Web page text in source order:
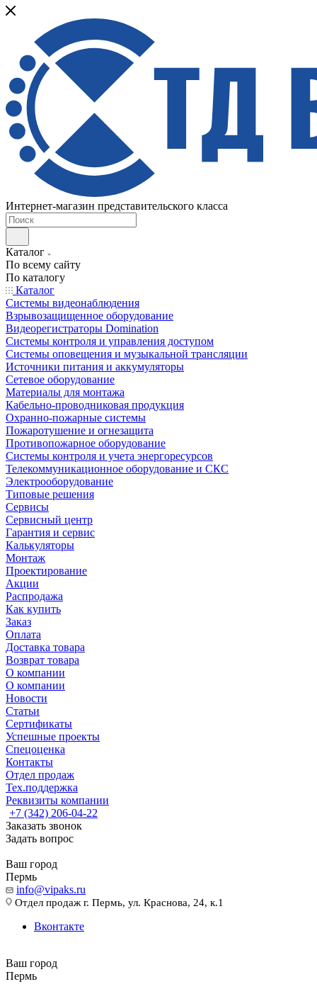
Интернет-магазин представительского класса
Каталог
По всему сайту
По каталогу
Каталог
Системы видеонаблюдения
Взрывозащищенное оборудование
Видеорегистраторы Domination
Системы контроля и управления доступом
Системы оповещения и музыкальной трансляции
Источники питания и аккумуляторы
Сетевое оборудование
Материалы для монтажа
Кабельно-проводниковая продукция
Охранно-пожарные системы
Пожаротушение и огнезащита
Противопожарное оборудование
Системы контроля и учета энергоресурсов
Телекоммуникационное оборудование и СКС
Электрооборудование
Типовые решения
Сервисы
Сервисный центр
Гарантия и сервис
Калькуляторы
Монтаж
Проектирование
Акции
Распродажа
Как купить
Заказ
Оплата
Доставка товара
Возврат товара
О компании
О компании
Новости
Статьи
Сертификаты
Успешные проекты
Спецоценка
Контакты
Отдел продаж
Тех.поддержка
Реквизиты компании
+7 (342) 206-04-22
Заказать звонок
Задать вопрос
Ваш город
Пермь
info@vipaks.ru
Отдел продаж г. Пермь, ул. Краснова, 24, к.1
Вконтакте
Ваш город
Пермь